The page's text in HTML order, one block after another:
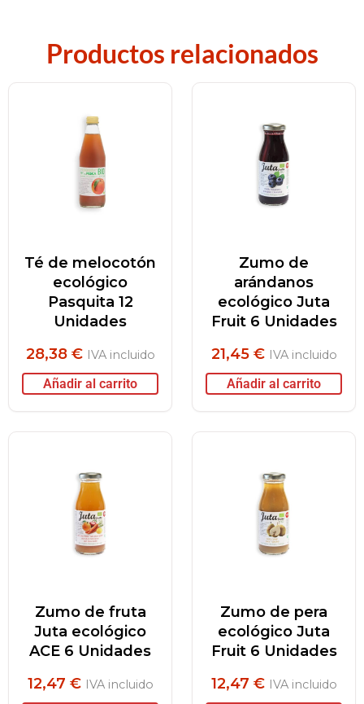
Productos relacionados
Té de melocotón
ecológico
Pasquita 12
Unidades
28,38 € IVA incluido
Añadir al carrito
Zumo de
arándanos
ecológico Juta
Fruit 6 Unidades
21,45 € IVA incluido
Añadir al carrito
Zumo de fruta
Juta ecológico
ACE 6 Unidades
12,47 € IVA incluido
Zumo de pera
ecológico Juta
Fruit 6 Unidades
12,47 € IVA incluido